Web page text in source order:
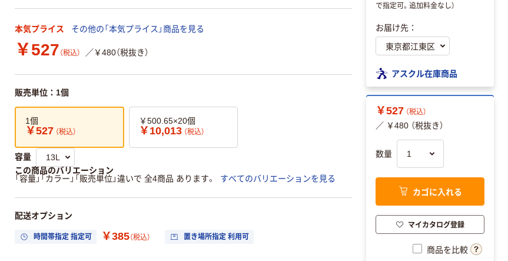
本気プライス その他の「本気プライス」商品を見る
￥527 （税込） ／￥480（税抜き）
販売単位：1個
1個
￥527 （税込）
￥500.65×20個
￥10,013 （税込）
容量
この商品のバリエーション
「容量」「カラー」「販売単位」違いで 全4商品 あります。
すべてのバリエーションを見る
配送オプション
時間帯指定 指定可 ￥385（税込） 置き場所指定 利用可
で指定可。追加料金なし）
お届け先：
アスクル在庫商品
￥527 （税込）
／ ￥480 （税抜き）
数量
カゴに入れる
マイカタログ登録
商品を比較